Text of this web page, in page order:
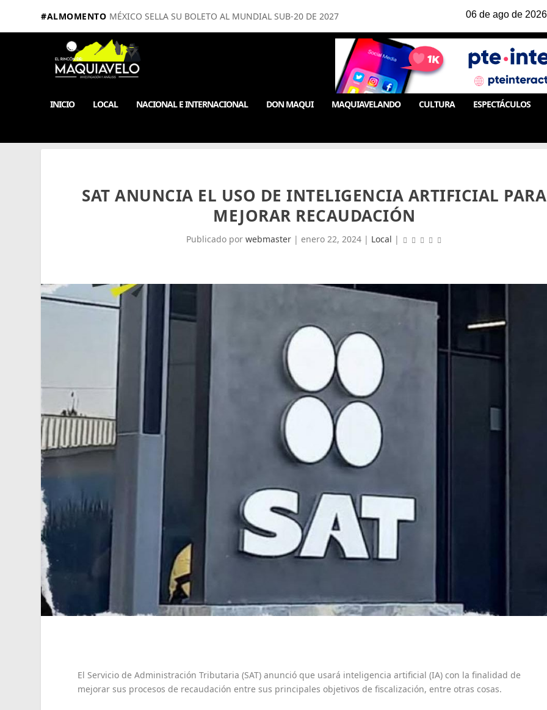
#ALMOMENTO MÉXICO SELLA SU BOLETO AL MUNDIAL SUB-20 DE 2027
INICIO LOCAL NACIONAL E INTERNACIONAL DON MAQUI MAQUIAVELANDO CULTURA ESPECTÁCULOS
SAT ANUNCIA EL USO DE INTELIGENCIA ARTIFICIAL PARA
MEJORAR RECAUDACIÓN
Publicado porwebmaster |enero 22, 2024 | Local |
El Servicio de Administración Tributaria (SAT) anunció que usará inteligencia artificial (IA) con la finalidad de
mejorar sus procesos de recaudación entre sus principales objetivos de fiscalización, entre otras cosas.